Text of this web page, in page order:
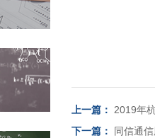
上一篇： 2019年
下一篇：
同信通